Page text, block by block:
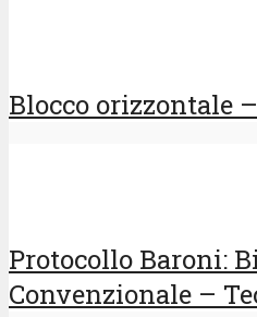
Blocco orizzontale
Protocollo Baroni:
Convenzionale –